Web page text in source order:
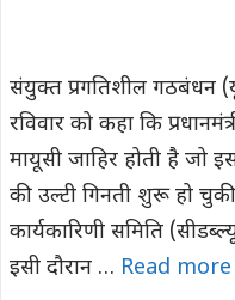
संयुक्त प्रगतिशील गठबंधन
रविवार को कहा कि
मायूसी जाहिर होती है जो
की उल्टी गिनती शुरू हो
कार्यकारिणी समिति
इसी दौरान … Read more